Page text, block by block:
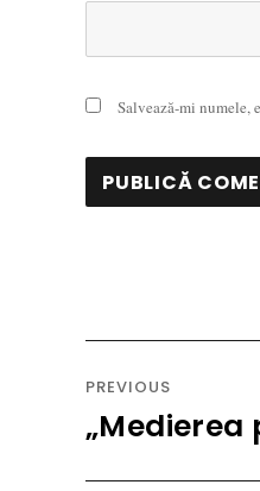
Salvează-mi numele,
în
articole
PREVIOUS
Previous
„Medierea